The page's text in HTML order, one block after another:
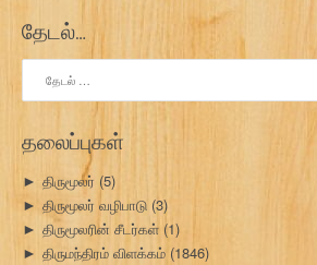
தேடல்…
தேடு:
தலைப்புகள்
► திருமூலர் (5)
► திருமூலர் வழிபாடு (3)
► திருமூலரின் சீடர்கள் (1)
► திருமந்திரம் விளக்கம் (1846)